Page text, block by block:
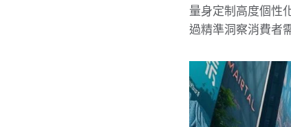
量身定制高度個性
過精準洞察消費者